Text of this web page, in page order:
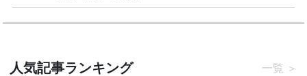
人気記事ランキング 一覧